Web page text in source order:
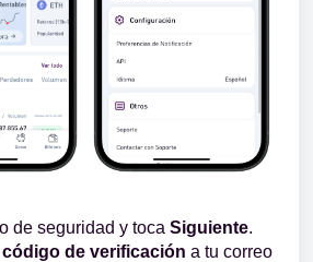
de seguridad y toca Siguiente.
código de verificación a tu correo